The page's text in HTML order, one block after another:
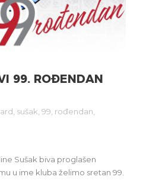
99. ROĐENDAN
sušak 99 rođendan
Sušak biva proglašen
u ime kluba želimo sretan 99.